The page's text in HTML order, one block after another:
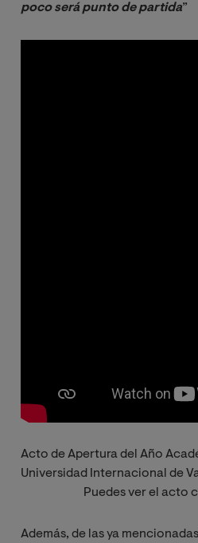
poco será punto de partida”
Acto de Apertura del Año
Universidad Internacional de
Puedes ver el acto
Además, de las ya